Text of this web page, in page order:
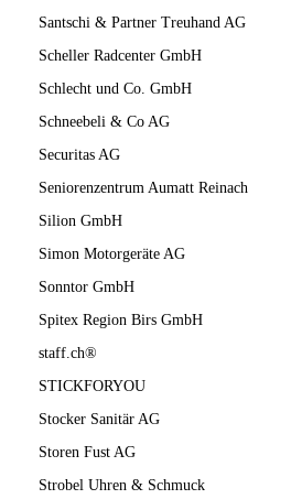
Santschi & Partner Treuhand AG
Scheller Radcenter GmbH
Schlecht und Co. GmbH
Schneebeli & Co AG
Securitas AG
Seniorenzentrum Aumatt Reinach
Silion GmbH
Simon Motorgeräte AG
Sonntor GmbH
Spitex Region Birs GmbH
staff.ch®
STICKFORYOU
Stocker Sanitär AG
Storen Fust AG
Strobel Uhren & Schmuck